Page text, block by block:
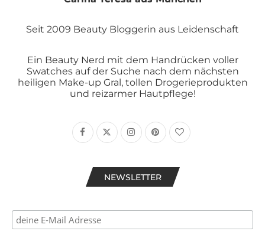
Seit 2009 Beauty Bloggerin aus Leidenschaft
Ein Beauty Nerd mit dem Handrücken voller
Swatches auf der Suche nach dem nächsten
heiligen Make-up Gral, tollen Drogerieprodukten
und reizarmer Hautpflege!
NEWSLETTER